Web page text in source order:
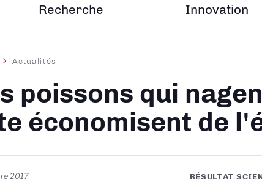
Recherche Innovation
Actualités
poissons qui
économisent de
2017
RÉSULTAT